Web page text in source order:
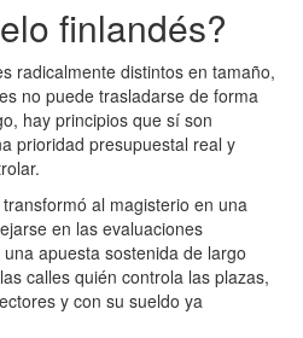
finlandés?
radicalmente distintos en tamaño,
no puede trasladarse de forma
hay principios que sí son
prioridad presupuestal real y
al magisterio en una
en las evaluaciones
apuesta sostenida de largo
calles quién controla las plazas,
y con su sueldo ya